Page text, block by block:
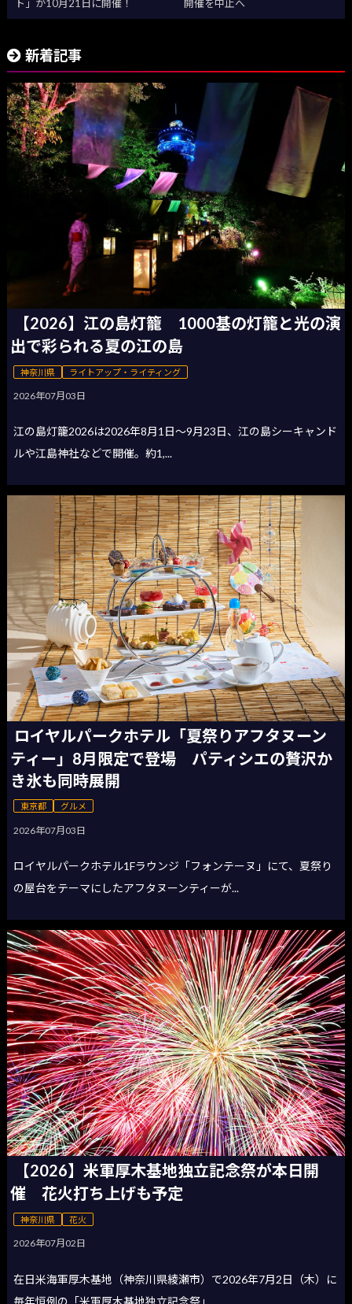
ト」が10月21日に開催！ 開催を中止へ
新着記事
【2026】江の島灯籠 1000基の灯籠と光の演
出で彩られる夏の江の島
神奈川県 ライトアップ・ライティング
2026年07月03日
江の島灯籠2026は2026年8月1日〜9月23日、江の島シーキャンド
ルや江島神社などで開催。約1,...
ロイヤルパークホテル「夏祭りアフタヌーン
ティー」8月限定で登場 パティシエの贅沢か
き氷も同時展開
東京都 グルメ
2026年07月03日
ロイヤルパークホテル1Fラウンジ「フォンテーヌ」にて、夏祭り
の屋台をテーマにしたアフタヌーンティーが...
【2026】米軍厚木基地独立記念祭が本日開
催 花火打ち上げも予定
神奈川県 花火
2026年07月02日
在日米海軍厚木基地（神奈川県綾瀬市）で2026年7月2日（木）に
毎年恒例の「米軍厚木基地独立記念祭」...